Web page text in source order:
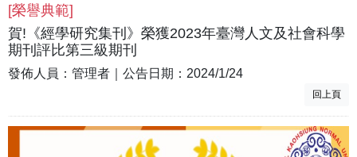
[榮譽典範]
賀!《經學研究集刊》榮獲2023年臺灣人文及社會科學
期刊評比第三級期刊
發佈人員： 管理者 ｜公告日期： 2024/1/24
回上頁